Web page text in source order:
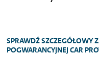
SPRAWDŹ SZCZEGÓŁOWY
POGWARANCYJNEJ CAR